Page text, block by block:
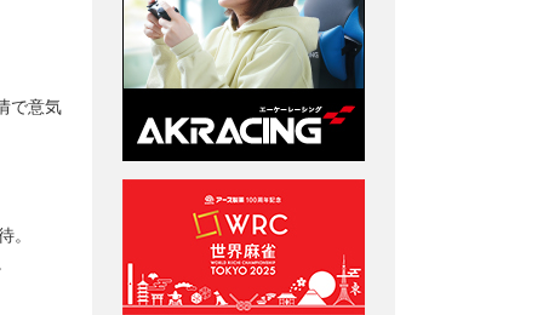
で意気
。